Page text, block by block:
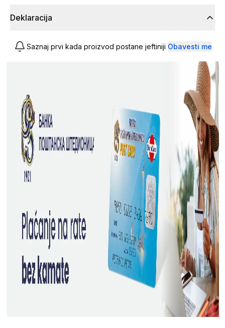
Deklaracija
Saznaj prvi kada proizvod postane jeftiniji Obavesti me